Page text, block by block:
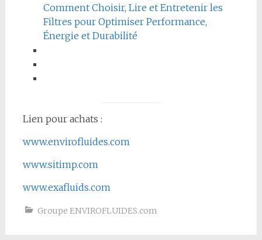
Comment Choisir, Lire et Entretenir les
Filtres pour Optimiser Performance,
Énergie et Durabilité
Lien pour achats :
www.envirofluides.com
www.sitimp.com
www.exafluids.com
Groupe ENVIROFLUIDES.com